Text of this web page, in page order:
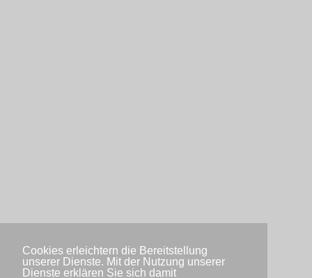
Cookies erleichtern die Bereitstellung
unserer Dienste. Mit der Nutzung unserer
Dienste erklären Sie sich damit